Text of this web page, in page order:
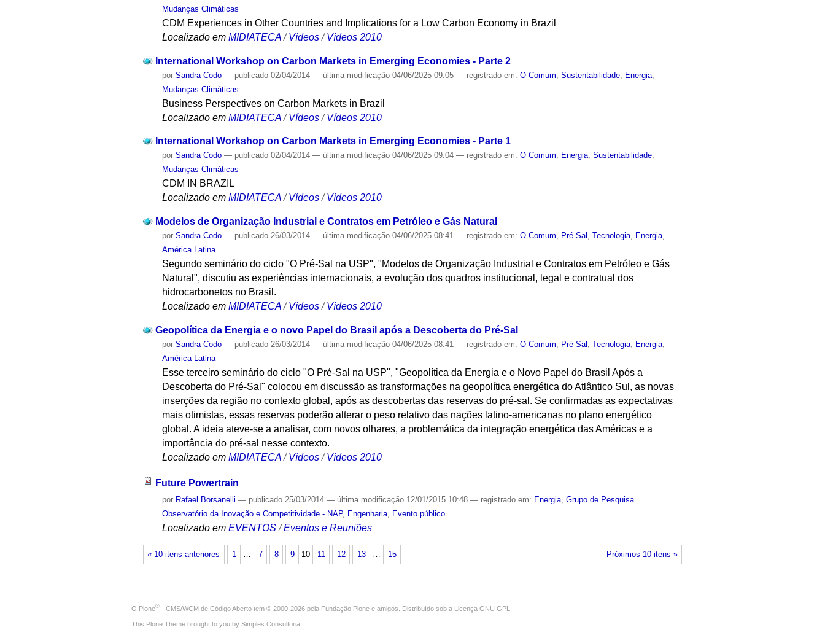
Mudanças Climáticas
CDM Experiences in Other Countries and Implications for a Low Carbon Economy in Brazil
Localizado em MIDIATECA /Vídeos /Vídeos 2010
International Workshop on Carbon Markets in Emerging Economies - Parte 2
porSandra Codo — publicado 02/04/2014— última modificação 04/06/2025 09:05— registrado em:O Comum ,Sustentabilidade Energia
Mudanças Climáticas
Business Perspectives on Carbon Markets in Brazil
Localizado em MIDIATECA /Vídeos /Vídeos 2010
International Workshop on Carbon Markets in Emerging Economies - Parte 1
porSandra Codo — publicado 02/04/2014— última modificação 04/06/2025 09:04— registrado em:O Comum, Energia,Sustentabilidade,
Mudanças Climáticas
CDM IN BRAZIL
Localizado em MIDIATECA /Vídeos /Vídeos 2010
Modelos de Organização Industrial e Contratos em Petróleo e Gás Natural
porSandra Codo — publicado 26/03/2014— última modificação 04/06/2025 08:41— registrado em:O Comum Pré-Sal ,Tecnologia Energia
América Latina
Segundo seminário do ciclo "O Pré-Sal na USP", "Modelos de Organização Industrial e Contratos em Petróleo e Gás
Natural", discutiu as experiências internacionais, a evolução dos quadros institucional, legal e contratual dos
hidrocarbonetos no Brasil.
Localizado em MIDIATECA /Vídeos /Vídeos 2010
Geopolítica da Energia e o novo Papel do Brasil após a Descoberta do Pré-Sal
porSandra Codo — publicado 26/03/2014— última modificação 04/06/2025 08:41— registrado em:O Comum Pré-Sal ,Tecnologia Energia
América Latina
Esse terceiro seminário do ciclo "O Pré-Sal na USP", "Geopolítica da Energia e o Novo Papel do Brasil Após a
Descoberta do Pré-Sal" colocou em discussão as transformações na geopolítica energética do Atlântico Sul, as novas
inserções da região no contexto global, após as descobertas das reservas do pré-sal. Se confirmadas as expectativas
mais otimistas, essas reservas poderão alterar o peso relativo das nações latino-americanas no plano energético
global. A ideia ateve-se a analisar, com novos olhares, a problemática da integração energética das Américas e a
importância do pré-sal nesse contexto.
Localizado em MIDIATECA /Vídeos /Vídeos 2010
Future Powertrain
por Rafael Borsanelli — publicado 25/03/2014— última modificação 12/01/2015 10:48— registrado em: Energia,Grupo de Pesquisa
Observatório da Inovação e Competitividade - NAP, Engenharia, Evento público
Localizado em EVENTOS /Eventos e Reuniões
« 10 itens anteriores Próximos 10 itens »
1 7 8 9 10 11 12 13 15
O Plone® - CMS/WCM de Código Aberto tem © 2000-2026 pela Fundação Plone e amigos. Distribuído sob a Licença GNU GPL
This Plone Theme brought to you by Simples Consultoria